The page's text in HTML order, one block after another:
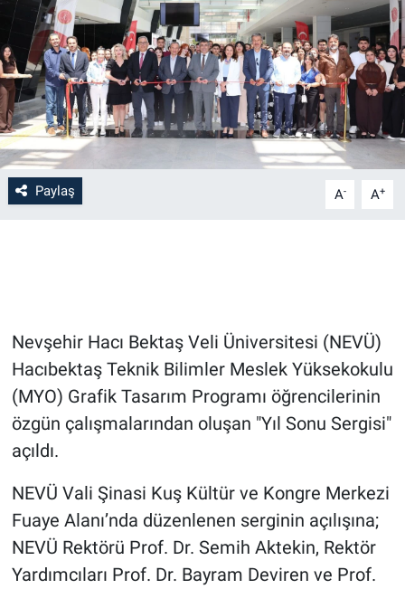
Paylaş A- A+
Nevşehir Hacı Bektaş Veli Üniversitesi (NEVÜ)
Hacıbektaş Teknik Bilimler Meslek Yüksekokulu
(MYO) Grafik Tasarım Programı öğrencilerinin
özgün çalışmalarından oluşan "Yıl Sonu Sergisi"
açıldı.
NEVÜ Vali Şinasi Kuş Kültür ve Kongre Merkezi
Fuaye Alanı’nda düzenlenen serginin açılışına;
NEVÜ Rektörü Prof. Dr. Semih Aktekin, Rektör
Yardımcıları Prof. Dr. Bayram Deviren ve Prof.
Kültür
3.Sayfa
Medya
Bilim-Tek
Teknoloji
Niğde
Aksaray
Kırşehir
Genel
Asayiş